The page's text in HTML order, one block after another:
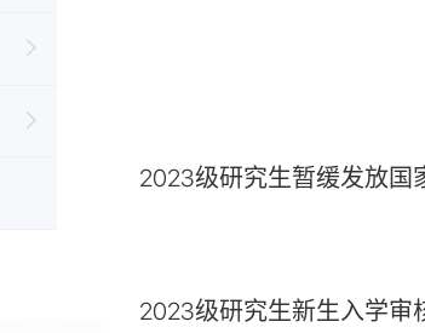
2023级研究生暂缓发放国
2023级研究生新生入学审